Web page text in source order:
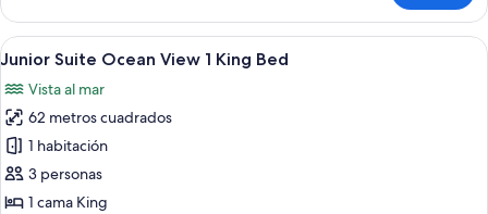
Suite
King
Abrir
todas
las
fotos
de
Junior
Suite
Un área de piscina en un complejo
10
Junior Suite Ocean View 1 King Bed
Vista al mar
62 metros cuadrados
1 habitación
3 personas
1 cama King